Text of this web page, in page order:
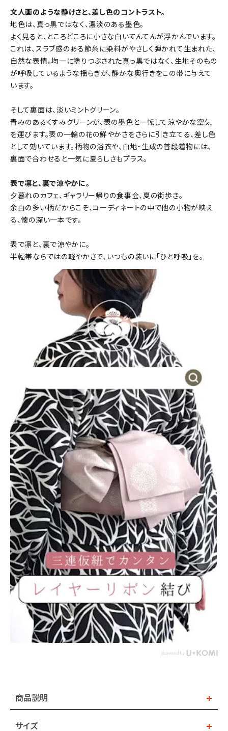
文人画のような静けさと、差し色のコントラスト。
地色は、真っ黒ではなく、濃淡のある墨色。
よく見ると、ところどころに小さな白いてんてんが浮かんでいます。
これは、スラブ感のある節糸に染料がやさしく弾かれて生まれた、
自然な表情。均一に塗りつぶされた真っ黒ではなく、生地そのもの
が呼吸しているような揺らぎが、静かな奥行きをこの帯に与えて
います。
そして裏面は、淡いミントグリーン。
青みのあるくすみグリーンが、表の墨色と一転して涼やかな空気
を運びます。表の一輪の花の鮮やかさをさらに引き立てる、差し色
として効いています。柄物の浴衣や、白地・生成の普段着物には、
裏面で合わせると一気に夏らしさもプラス。
表で凛と、裏で涼やかに。
夕暮れのカフェ、ギャラリー帰りの食事会、夏の街歩き。
余白の多い柄だからこそ、コーディネートの中で他の小物が映え
る、懐の深い一本です。
表で凛と、裏で涼やかに。
半幅帯ならではの軽やかさで、いつもの装いに「ひと呼吸」を。
商品説明
サイズ